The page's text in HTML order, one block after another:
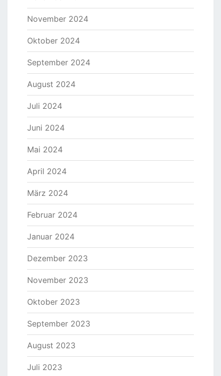
November 2024
Oktober 2024
September 2024
August 2024
Juli 2024
Juni 2024
Mai 2024
April 2024
März 2024
Februar 2024
Januar 2024
Dezember 2023
November 2023
Oktober 2023
September 2023
August 2023
Juli 2023